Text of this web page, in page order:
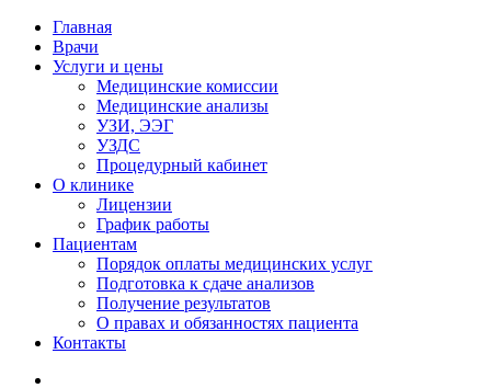
Главная
Врачи
Услуги и цены
Медицинские комиссии
Медицинские анализы
УЗИ, ЭЭГ
УЗДС
Процедурный кабинет
О клинике
Лицензии
График работы
Пациентам
Порядок оплаты медицинских услуг
Подготовка к сдаче анализов
Получение результатов
О правах и обязанностях пациента
Контакты